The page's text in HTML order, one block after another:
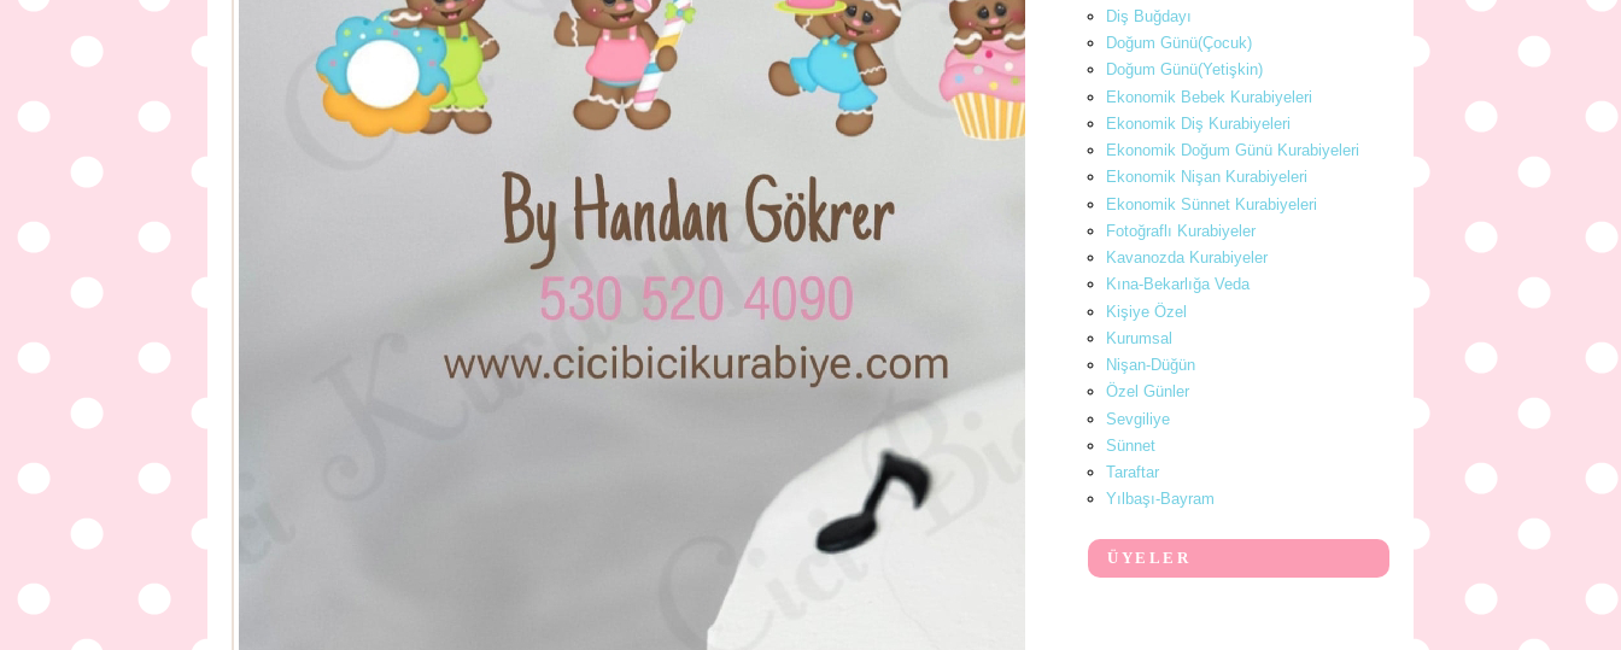
Diş Buğdayı
Doğum Günü(Çocuk)
Doğum Günü(Yetişkin)
Ekonomik Bebek Kurabiyeleri
Ekonomik Diş Kurabiyeleri
Ekonomik Doğum Günü Kurabiyeleri
Ekonomik Nişan Kurabiyeleri
Ekonomik Sünnet Kurabiyeleri
Fotoğraflı Kurabiyeler
Kavanozda Kurabiyeler
Kına-Bekarlığa Veda
Kişiye Özel
Kurumsal
Nişan-Düğün
Özel Günler
Sevgiliye
Sünnet
Taraftar
Yılbaşı-Bayram
ÜYELER